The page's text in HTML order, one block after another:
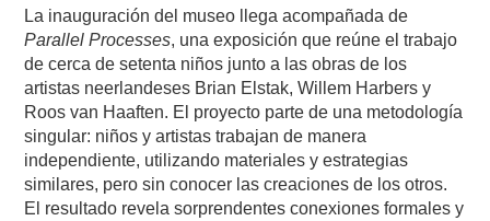
La inauguración del museo llega acompañada de
Parallel Processes, una exposición que reúne el trabajo
de cerca de setenta niños junto a las obras de los
artistas neerlandeses Brian Elstak, Willem Harbers y
Roos van Haaften. El proyecto parte de una metodología
singular: niños y artistas trabajan de manera
independiente, utilizando materiales y estrategias
similares, pero sin conocer las creaciones de los otros.
El resultado revela sorprendentes conexiones formales y